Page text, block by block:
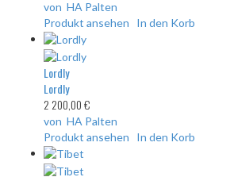
von HA Palten
Produkt ansehen
In den Korb
Lordly
Lordly
2 200,00 €
von HA Palten
Produkt ansehen
In den Korb